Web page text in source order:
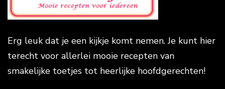
Erg leuk dat je een kijkje komt nemen. Je kunt hier
terecht voor allerlei mooie recepten van
smakelijke toetjes tot heerlijke hoofdgerechten!